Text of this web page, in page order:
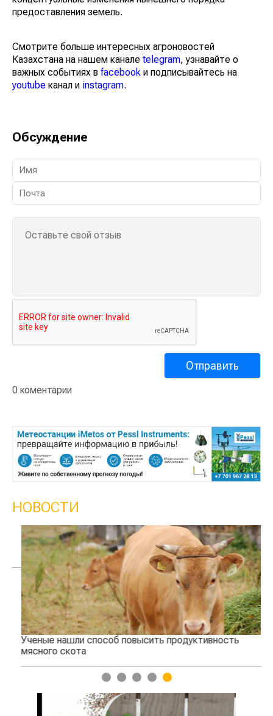
предоставления земель.
Смотрите больше интересных агроновостей
Казахстана на нашем канале telegram, узнавайте о
важных событиях в facebook и подписывайтесь на
youtube канал и instagram.
Обсуждение
0 коментарии
НОВОСТИ
нашли способ повысить продуктивность
скота
1 2 3 4 5